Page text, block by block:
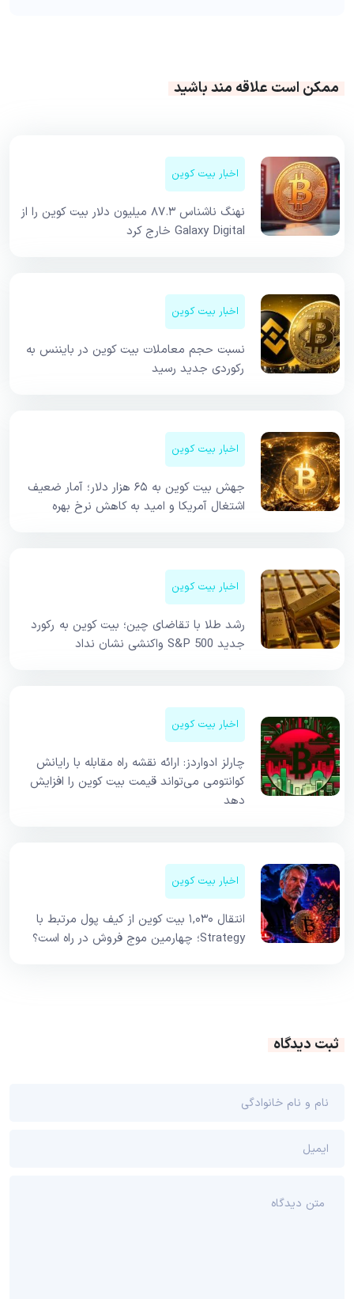
ممکن است علاقه مند باشید
اخبار بیت کوین
نهنگ ناشناس ۸۷.۳ میلیون دلار بیت کوین را از
Galaxy Digital خارج کرد
اخبار بیت کوین
نسبت حجم معاملات بیت کوین در بایننس به
رکوردی جدید رسید
اخبار بیت کوین
جهش بیت کوین به ۶۵ هزار دلار؛ آمار ضعیف
اشتغال آمریکا و امید به کاهش نرخ بهره
اخبار بیت کوین
رشد طلا با تقاضای چین؛ بیت کوین به رکورد
جدید S&P 500 واکنشی نشان نداد
اخبار بیت کوین
چارلز ادواردز: ارائه نقشه راه مقابله با رایانش
کوانتومی می‌تواند قیمت بیت کوین را افزایش
دهد
اخبار بیت کوین
انتقال ۱,۰۳۰ بیت کوین از کیف پول مرتبط با
Strategy؛ چهارمین موج فروش در راه است؟
ثبت دیدگاه